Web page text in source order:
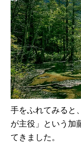
手をふれてみると
が主役」という加
てきました。